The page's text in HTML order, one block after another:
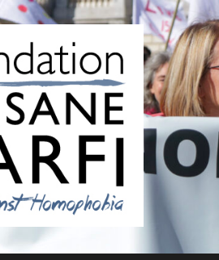
Fondation
Ihsane
Jarfi